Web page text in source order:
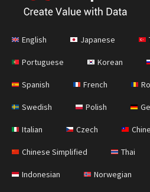
English Japanese
Portuguese Korean
Spanish French
Swedish Polish
Italian Czech
Chinese Simplified Thai
Indonesian Norwegian